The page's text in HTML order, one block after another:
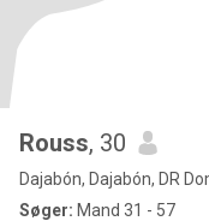
Rouss, 30
Dajabón, Dajabón, DR
Søger: Mand 31 - 57